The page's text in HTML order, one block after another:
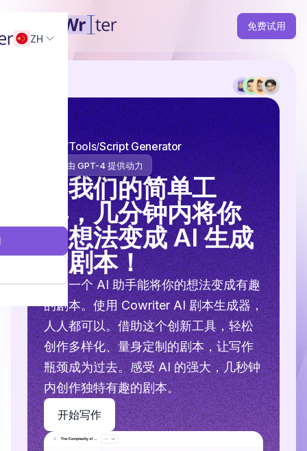
免费试用
ZH
Tools Script Generator
由 GPT-4 提供动力
用我们的简单工
具，几分钟内将你
的想法变成 AI 生成
的剧本！
想象一个 AI 助手能将你的想法变成有趣
的剧本。使用 Cowriter AI 剧本生成器，
人人都可以。借助这个创新工具，轻松
创作多样化、量身定制的剧本，让写作
瓶颈成为过去。感受 AI 的强大，几秒钟
内创作独特有趣的剧本。
开始写作